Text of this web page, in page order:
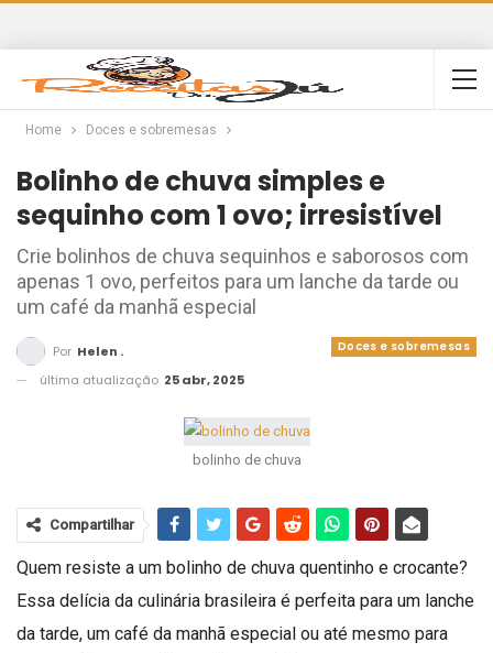
Home Doces e sobremesas
Bolinho de chuva simples e
sequinho com 1 ovo; irresistível
Crie bolinhos de chuva sequinhos e saborosos com
apenas 1 ovo, perfeitos para um lanche da tarde ou
um café da manhã especial
Doces e sobremesas
Por Helen .
última atualização 25 abr, 2025
bolinho de chuva
Compartilhar
Quem resiste a um bolinho de chuva quentinho e crocante?
Essa delícia da culinária brasileira é perfeita para um lanche
da tarde, um café da manhã especial ou até mesmo para